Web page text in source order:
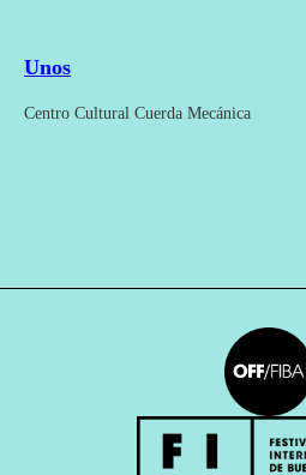
Unos
Centro Cultural Cuerda Mecánica